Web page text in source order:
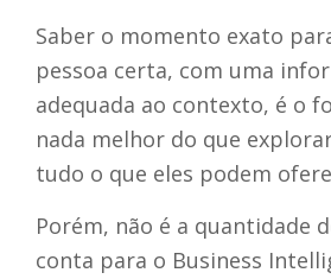
Saber o momento exato
pessoa certa, com uma
adequada ao contexto, é o
nada melhor do que
tudo o que eles podem
Porém, não é a quantidade
conta para o Business